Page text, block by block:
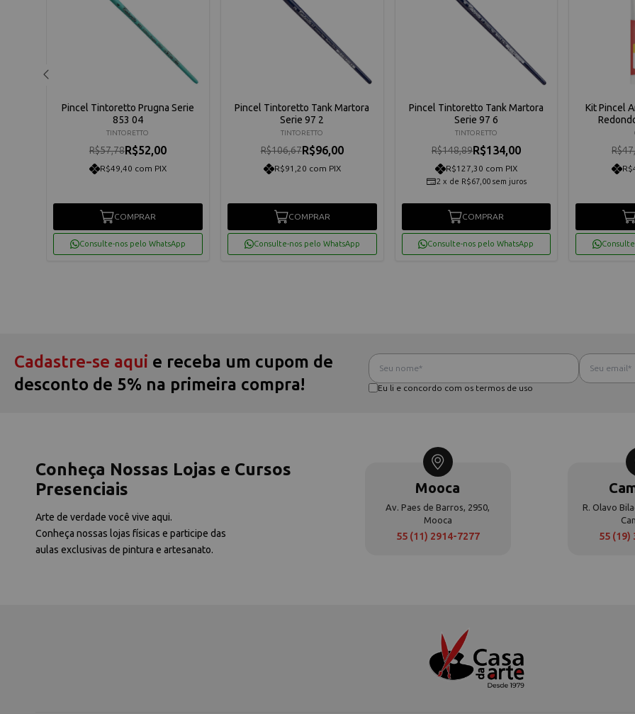
Pincel Tintoretto Prugna Serie
853 04
TINTORETTO
R$57,78R$52,00
R$49,40 com PIX
COMPRAR
Consulte-nos pelo WhatsApp
Pincel Tintoretto Tank Martora
Serie 97 2
TINTORETTO
R$106,67R$96,00
R$91,20 com PIX
COMPRAR
Consulte-nos pelo WhatsApp
Pincel Tintoretto Tank Martora
Serie 97 6
TINTORETTO
R$148,89R$134,00
R$127,30 com PIX
2 x de R$67,00 sem juros
COMPRAR
Consulte-nos pelo WhatsApp
Kit Pincel
Cadastre-se aqui e receba um cupom de
desconto de 5% na primeira compra!
Eu li e concordo com os termos de uso
Conheça Nossas Lojas e Cursos
Presenciais
Arte de verdade você vive aqui.
Conheça nossas lojas físicas e participe das
aulas exclusivas de pintura e artesanato.
Mooca
Av. Paes de Barros, 2950,
Mooca
55 (11) 2914-7277
R. Olavo
55 (19)